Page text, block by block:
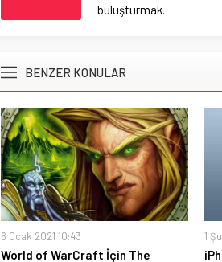
buluşturmak.
BENZER KONULAR
6 Ocak 2021 10:43
World of WarCraft İçin The
1